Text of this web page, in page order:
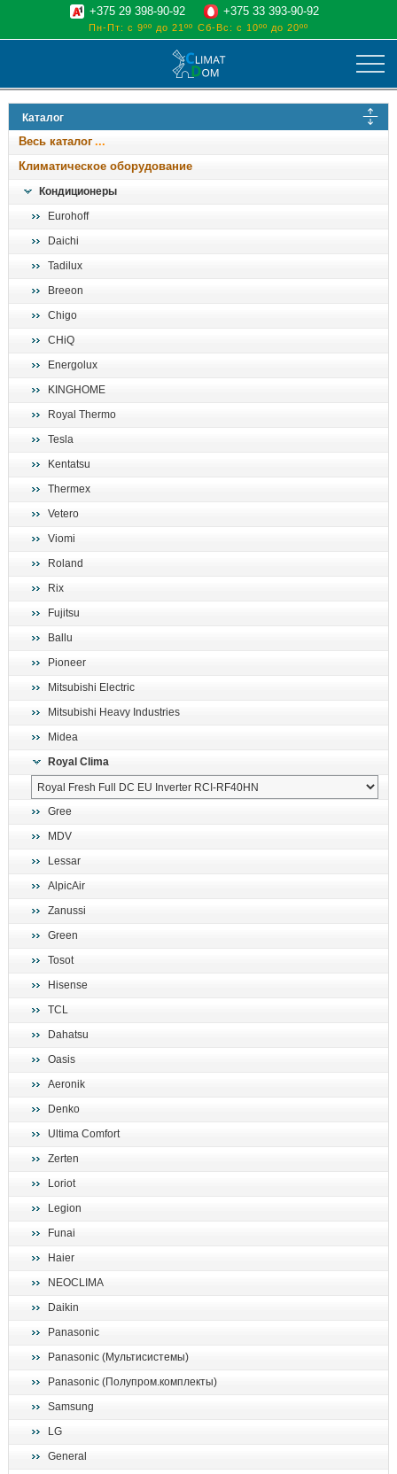
климат
отопительные котлы
водоснабжение
+375 29 398-90-92 +375 33 393-90-92
Пн-Пт: с 9ºº до 21ºº Сб-Вс: с 10ºº до 20ºº
Каталог
Весь каталог
Климатическое оборудование
Кондиционеры
Eurohoff
Daichi
Tadilux
Breeon
Chigo
CHiQ
Energolux
KINGHOME
Royal Thermo
Tesla
Kentatsu
Thermex
Vetero
Viomi
Roland
Rix
Fujitsu
Ballu
Pioneer
Mitsubishi Electric
Mitsubishi Heavy Industries
Midea
Royal Clima
Gree
MDV
Lessar
AlpicAir
Zanussi
Green
Tosot
Hisense
TCL
Dahatsu
Oasis
Aeronik
Denko
Ultima Comfort
Zerten
Loriot
Legion
Funai
Haier
NEOCLIMA
Daikin
Panasonic
Panasonic (Мультисистемы)
Panasonic (Полупром.комплекты)
Samsung
LG
General